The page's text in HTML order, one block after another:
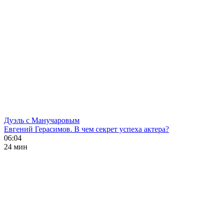
Дуэль с Манучаровым
Евгений Герасимов. В чем секрет успеха актера?
06:04
24 мин